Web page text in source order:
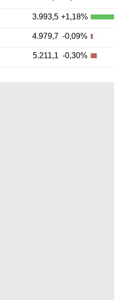
3.993,5 +1,18%
4.979,7 -0,09%
5.211,1 -0,30%